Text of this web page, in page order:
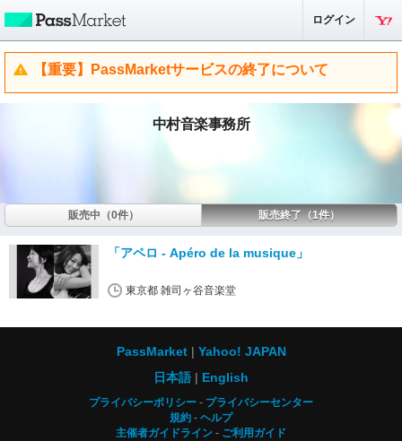
ログイン
【重要】PassMarketサービスの終了について
中村音楽事務所
販売中（0件） 販売終了（1件）
「アペロ - Apéro de la musique」
東京都 雑司ヶ谷音楽堂
PassMarket
Yahoo! JAPAN
日本語
English
プライバシーポリシー
プライバシーセンター
規約
ヘルプ
主催者ガイドライン
ご利用ガイド